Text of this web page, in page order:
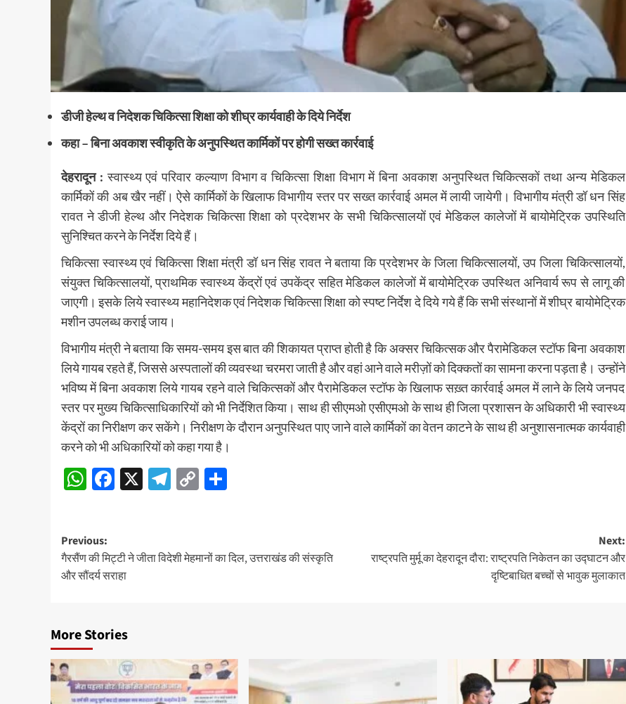
डीजी हेल्थ व निदेशक चिकित्सा शिक्षा को शीघ्र कार्यवाही के दिये निर्देश
कहा – बिना अवकाश स्वीकृति के अनुपस्थित कार्मिकों पर होगी सख्त कार्रवाई
देहरादून : स्वास्थ्य एवं परिवार कल्याण विभाग व चिकित्सा शिक्षा विभाग में बिना अवकाश अनुपस्थित चिकित्सकों तथा अन्य मेडिकल
कार्मिकों की अब खैर नहीं। ऐसे कार्मिकों के खिलाफ विभागीय स्तर पर सख्त कार्रवाई अमल में लायी जायेगी। विभागीय मंत्री डॉ धन सिंह
रावत ने डीजी हेल्थ और निदेशक चिकित्सा शिक्षा को प्रदेशभर के सभी चिकित्सालयों एवं मेडिकल कालेजों में बायोमेट्रिक उपस्थिति
सुनिश्चित करने के निर्देश दिये हैं।
चिकित्सा स्वास्थ्य एवं चिकित्सा शिक्षा मंत्री डॉ धन सिंह रावत ने बताया कि प्रदेशभर के जिला चिकित्सालयों, उप जिला चिकित्सालयों,
संयुक्त चिकित्सालयों, प्राथमिक स्वास्थ्य केंद्रों एवं उपकेंद्र सहित मेडिकल कालेजों में बायोमेट्रिक उपस्थित अनिवार्य रूप से लागू की
जाएगी। इसके लिये स्वास्थ्य महानिदेशक एवं निदेशक चिकित्सा शिक्षा को स्पष्ट निर्देश दे दिये गये हैं कि सभी संस्थानों में शीघ्र बायोमेट्रिक
मशीन उपलब्ध कराई जाय।
विभागीय मंत्री ने बताया कि समय-समय इस बात की शिकायत प्राप्त होती है कि अक्सर चिकित्सक और पैरामेडिकल स्टॉफ बिना अवकाश
लिये गायब रहते हैं, जिससे अस्पतालों की व्यवस्था चरमरा जाती है और वहां आने वाले मरीज़ों को दिक्कतों का सामना करना पड़ता है। उन्होंने
भविष्य में बिना अवकाश लिये गायब रहने वाले चिकित्सकों और पैरामेडिकल स्टॉफ के खिलाफ सख़्त कार्रवाई अमल में लाने के लिये जनपद
स्तर पर मुख्य चिकित्साधिकारियों को भी निर्देशित किया। साथ ही सीएमओ एसीएमओ के साथ ही जिला प्रशासन के अधिकारी भी स्वास्थ्य
केंद्रों का निरीक्षण कर सकेंगे। निरीक्षण के दौरान अनुपस्थित पाए जाने वाले कार्मिकों का वेतन काटने के साथ ही अनुशासनात्मक कार्यवाही
करने को भी अधिकारियों को कहा गया है।
WhatsApp
Facebook
X Telegram
Copy
Post
navigation
Previous:
गैरसैंण की मिट्टी ने जीता विदेशी मेहमानों का दिल, उत्तराखंड की संस्कृति
और सौंदर्य सराहा
Next:
राष्ट्रपति मुर्मू का देहरादून दौरा: राष्ट्रपति निकेतन का उद्घाटन और
दृष्टिबाधित बच्चों से भावुक मुलाकात
More Stories